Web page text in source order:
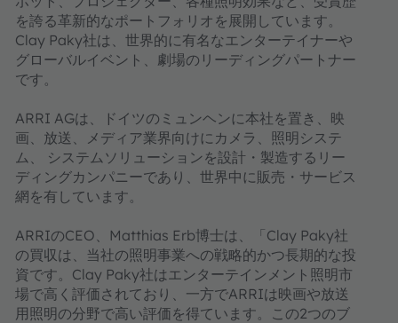
を誇る革新的なポートフォリオを展開しています。
Clay Paky社は、世界的に有名なエンターテイナーや
グローバルイベント、劇場のリーディングパートナー
です。
ARRI AGは、ドイツのミュンヘンに本社を置き、映
画、放送、メディア業界向けにカメラ、照明システ
ム、 システムソリューションを設計・製造するリー
ディングカンパニーであり、世界中に販売・サービス
網を有しています。
ARRIのCEO、Matthias Erb博士は、「Clay Paky社
の買収は、当社の照明事業への戦略的かつ長期的な投
資です。Clay Paky社はエンターテインメント照明市
場で高く評価されており、一方でARRIは映画や放送
用照明の分野で高い評価を得ています。この2つのブ